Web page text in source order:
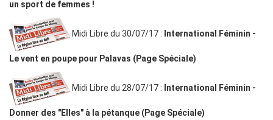
un sport de femmes !
Midi Libre du 30/07/17 : International Féminin -
Le vent en poupe pour Palavas (Page Spéciale)
Midi Libre du 28/07/17 : International Féminin -
Donner des "Elles" à la pétanque (Page Spéciale)